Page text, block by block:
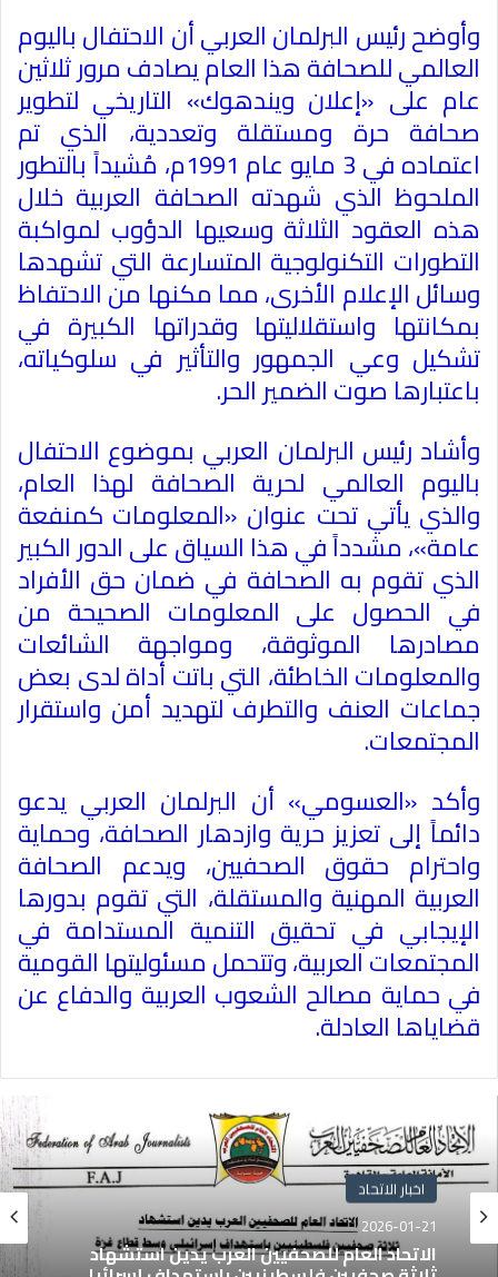
وأوضح رئيس البرلمان العربي أن الاحتفال باليوم
العالمي للصحافة هذا العام يصادف مرور ثلاثين
عام على «إعلان ويندهوك» التاريخي لتطوير
صحافة حرة ومستقلة وتعددية، الذي تم
اعتماده في 3 مايو عام 1991م، مُشيداً بالتطور
الملحوظ الذي شهدته الصحافة العربية خلال
هذه العقود الثلاثة وسعيها الدؤوب لمواكبة
التطورات التكنولوجية المتسارعة التي تشهدها
وسائل الإعلام الأخرى، مما مكنها من الاحتفاظ
بمكانتها واستقلاليتها وقدراتها الكبيرة في
تشكيل وعي الجمهور والتأثير في سلوكياته،
باعتبارها صوت الضمير الحر.
وأشاد رئيس البرلمان العربي بموضوع الاحتفال
باليوم العالمي لحرية الصحافة لهذا العام،
والذي يأتي تحت عنوان «المعلومات كمنفعة
عامة»، مشدداً في هذا السياق على الدور الكبير
الذي تقوم به الصحافة في ضمان حق الأفراد
في الحصول على المعلومات الصحيحة من
مصادرها الموثوقة، ومواجهة الشائعات
والمعلومات الخاطئة، التي باتت أداة لدى بعض
جماعات العنف والتطرف لتهديد أمن واستقرار
المجتمعات.
وأكد «العسومي» أن البرلمان العربي يدعو
دائماً إلى تعزيز حرية وازدهار الصحافة، وحماية
واحترام حقوق الصحفيين، ويدعم الصحافة
العربية المهنية والمستقلة، التي تقوم بدورها
الإيجابي في تحقيق التنمية المستدامة في
المجتمعات العربية، وتتحمل مسئوليتها القومية
في حماية مصالح الشعوب العربية والدفاع عن
قضاياها العادلة.
اخبار الاتحاد
2026-01-21
الاتحاد العام للصحفيين العرب يدين استشهاد